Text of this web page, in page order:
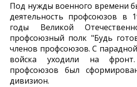
Под нужды военного времени
деятельность профсоюзов в
годы Великой
профсоюзный полк "Будь
членов профсоюзов. С
войска уходили на
профсоюзов был
дивизион.